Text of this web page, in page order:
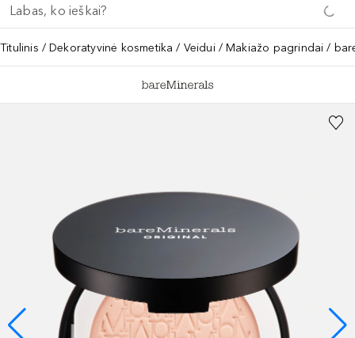
Titulinis Dekoratyvinė kosmetika Veidui Makiažo pagrindai